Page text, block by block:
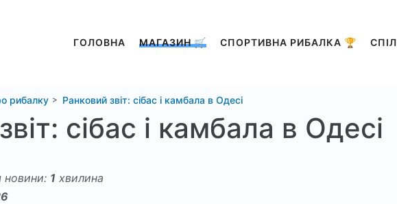
ГОЛОВНА МАГАЗИН 🛒 СПОРТИВНА РИБАЛКА 🏆
рибалку Ранковий звіт: сібас і камбала в Одесі
сібас і камбала в Одесі
новини: 1 хвилина